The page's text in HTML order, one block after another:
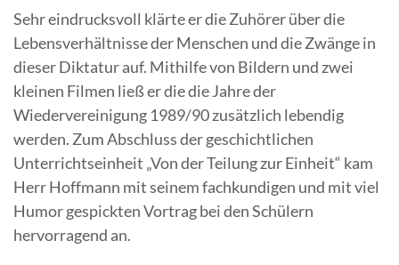
Sehr eindrucksvoll klärte er die Zuhörer über die
Lebensverhältnisse der Menschen und die Zwänge in
dieser Diktatur auf. Mithilfe von Bildern und zwei
kleinen Filmen ließ er die die Jahre der
Wiedervereinigung 1989/90 zusätzlich lebendig
werden. Zum Abschluss der geschichtlichen
Unterrichtseinheit „Von der Teilung zur Einheit“ kam
Herr Hoffmann mit seinem fachkundigen und mit viel
Humor gespickten Vortrag bei den Schülern
hervorragend an.